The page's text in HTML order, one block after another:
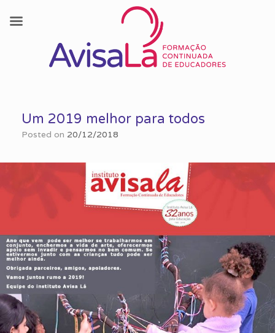
contentUm 2019 melhor para todos
Posted on 20/12/2018